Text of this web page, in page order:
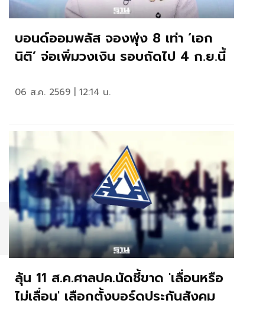
บอนด์ออมพลัส จองพุ่ง 8 เท่า ‘เอก
นิติ’ จ่อเพิ่มวงเงิน รอบถัดไป 4 ก.ย.นี้
06 ส.ค. 2569 | 12:14 น.
ลุ้น 11 ส.ค.ศาลปค.นัดชี้ขาด 'เลื่อนหรือ
ไม่เลื่อน' เลือกตั้งบอร์ดประกันสังคม